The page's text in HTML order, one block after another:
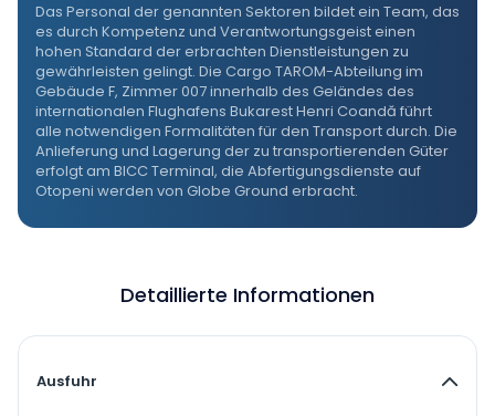
Das Personal der genannten Sektoren bildet ein Team, das
es durch Kompetenz und Verantwortungsgeist einen
hohen Standard der erbrachten Dienstleistungen zu
gewährleisten gelingt. Die Cargo TAROM-Abteilung im
Gebäude F, Zimmer 007 innerhalb des Geländes des
internationalen Flughafens Bukarest Henri Coandă führt
alle notwendigen Formalitäten für den Transport durch. Die
Anlieferung und Lagerung der zu transportierenden Güter
erfolgt am BICC Terminal, die Abfertigungsdienste auf
Otopeni werden von Globe Ground erbracht.
Detaillierte Informationen
Ausfuhr